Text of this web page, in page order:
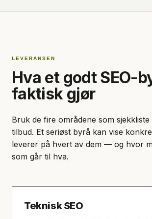
LEVERANSEN
Hva et godt SEO-
faktisk gjør
Bruk de fire områdene som
tilbud. Et seriøst byrå kan vise
leverer på hvert av dem — og hvor
som går til hva.
Teknisk SEO